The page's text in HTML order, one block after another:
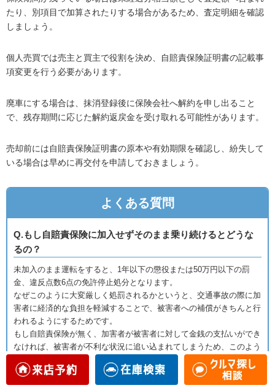
たり、別項目で加算されたりする場合があるため、査定明細を確認
しましょう。
個人売買では売主と買主で役割を決め、自賠責保険証明書の記載事
項変更を行う必要があります。
廃車にする場合は、抹消登録後に保険会社へ解約を申し出ること
で、残存期間に応じた解約返戻金を受け取れる可能性があります。
売却前には自賠責保険証明書の原本や有効期限を確認し、紛失して
いる場合は早めに再交付を申請しておきましょう。
よくある質問
Q.もし自賠責保険に加入せずそのまま乗り続けるとどうな
るの？
未加入のまま運転をすると、1年以下の懲役または50万円以下の罰
金、違反点数6点の免許停止処分となります。
なぜこのように大変厳しく処罰されるかというと、交通事故の際に加
害者に経済的な負担を軽減することで、被害者への補償がきちんと行
われるようにするためです。
もし自賠責保険が無く、加害者が被害者に対して金銭の支払いができ
なければ、被害者が不利な状況に追い込まれてしまうため、このよう